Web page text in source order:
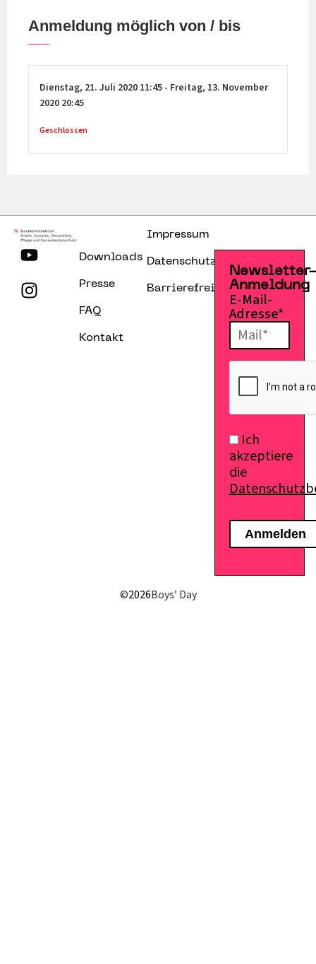
Anmeldung möglich von / bis
Dienstag, 21. Juli 2020 11:45 - Freitag, 13. November
2020 20:45
Geschlossen
Downloads
Presse
FAQ
Kontakt
Impressum
Datenschutzerklärung
Barrierefreiheitserklärung
Anmeldung
E-Mail-
Adresse*
Ich
akzeptiere
die
©2026Boys’ Day